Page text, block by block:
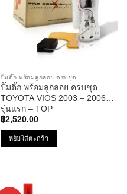
ปั๊มติ๊ก พร้อมลูกลอย ครบชุด
ปั๊มติ๊ก พร้อมลูกลอย ครบชุด
TOYOTA VIOS 2003 – 2006
รุ่นแรก – TOP
PERFORMANCE JAPAN –
TPFT-992 – ปั้มติ๊ก โตโยต้า วี
ออส
฿2,520.00
หยิบใส่ตะกร้า